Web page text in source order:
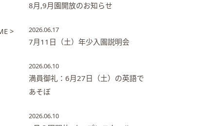
>
8月,9月園開放のお知らせ
2026.06.17
7月11日（土）年少入園説明会
2026.06.10
満員御礼：6月27日（土）の英語で
あそぼ
2026.06.10